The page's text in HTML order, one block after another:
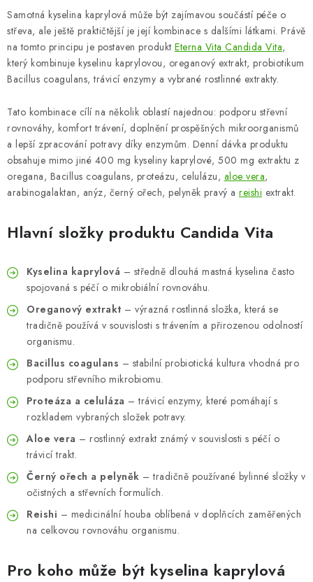
Samotná kyselina kaprylová může být zajímavou součástí péče o
střeva, ale ještě praktičtější je její kombinace s dalšími látkami. Právě
na tomto principu je postaven produkt Eterna Vita Candida Vita,
který kombinuje kyselinu kaprylovou, oreganový extrakt, probiotikum
Bacillus coagulans, trávicí enzymy a vybrané rostlinné extrakty.
Tato kombinace cílí na několik oblastí najednou: podporu střevní
rovnováhy, komfort trávení, doplnění prospěšných mikroorganismů
a lepší zpracování potravy díky enzymům. Denní dávka produktu
obsahuje mimo jiné 400 mg kyseliny kaprylové, 500 mg extraktu z
oregana, Bacillus coagulans, proteázu, celulázu, aloe vera,
arabinogalaktan, anýz, černý ořech, pelyněk pravý a reishi extrakt.
Hlavní složky produktu Candida Vita
Kyselina kaprylová – středně dlouhá mastná kyselina často
spojovaná s péčí o mikrobiální rovnováhu.
Oreganový extrakt – výrazná rostlinná složka, která se
tradičně používá v souvislosti s trávením a přirozenou odolností
organismu.
Bacillus coagulans – stabilní probiotická kultura vhodná pro
podporu střevního mikrobiomu.
Proteáza a celuláza – trávicí enzymy, které pomáhají s
rozkladem vybraných složek potravy.
Aloe vera – rostlinný extrakt známý v souvislosti s péčí o
trávicí trakt.
Černý ořech a pelyněk – tradičně používané bylinné složky v
očistných a střevních formulích.
Reishi – medicinální houba oblíbená v doplňcích zaměřených
na celkovou rovnováhu organismu.
Pro koho může být kyselina kaprylová